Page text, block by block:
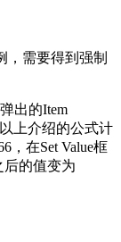
，需要得到强制
出的Item
上介绍的公式计
，在Set Value框
后的值变为